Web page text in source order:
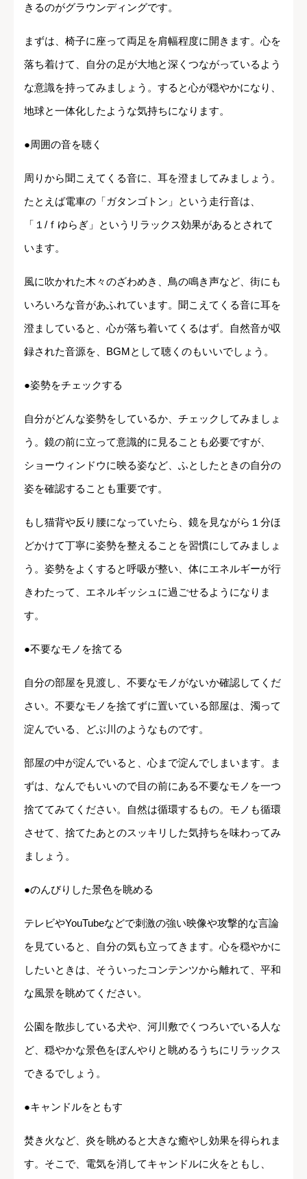
きるのがグラウンディングです。
まずは、椅子に座って両足を肩幅程度に開きます。心を
落ち着けて、自分の足が大地と深くつながっているよう
な意識を持ってみましょう。すると心が穏やかになり、
地球と一体化したような気持ちになります。
●周囲の音を聴く
周りから聞こえてくる音に、耳を澄ましてみましょう。
たとえば電車の「ガタンゴトン」という走行音は、
「１/ｆゆらぎ」というリラックス効果があるとされて
います。
風に吹かれた木々のざわめき、鳥の鳴き声など、街にも
いろいろな音があふれています。聞こえてくる音に耳を
澄ましていると、心が落ち着いてくるはず。自然音が収
録された音源を、BGMとして聴くのもいいでしょう。
●姿勢をチェックする
自分がどんな姿勢をしているか、チェックしてみましょ
う。鏡の前に立って意識的に見ることも必要ですが、
ショーウィンドウに映る姿など、ふとしたときの自分の
姿を確認することも重要です。
もし猫背や反り腰になっていたら、鏡を見ながら１分ほ
どかけて丁寧に姿勢を整えることを習慣にしてみましょ
う。姿勢をよくすると呼吸が整い、体にエネルギーが行
きわたって、エネルギッシュに過ごせるようになりま
す。
●不要なモノを捨てる
自分の部屋を見渡し、不要なモノがないか確認してくだ
さい。不要なモノを捨てずに置いている部屋は、濁って
淀んでいる、どぶ川のようなものです。
部屋の中が淀んでいると、心まで淀んでしまいます。ま
ずは、なんでもいいので目の前にある不要なモノを一つ
捨ててみてください。自然は循環するもの。モノも循環
させて、捨てたあとのスッキリした気持ちを味わってみ
ましょう。
●のんびりした景色を眺める
テレビやYouTubeなどで刺激の強い映像や攻撃的な言論
を見ていると、自分の気も立ってきます。心を穏やかに
したいときは、そういったコンテンツから離れて、平和
な風景を眺めてください。
公園を散歩している犬や、河川敷でくつろいでいる人な
ど、穏やかな景色をぼんやりと眺めるうちにリラックス
できるでしょう。
●キャンドルをともす
焚き火など、炎を眺めると大きな癒やし効果を得られま
す。そこで、電気を消してキャンドルに火をともし、